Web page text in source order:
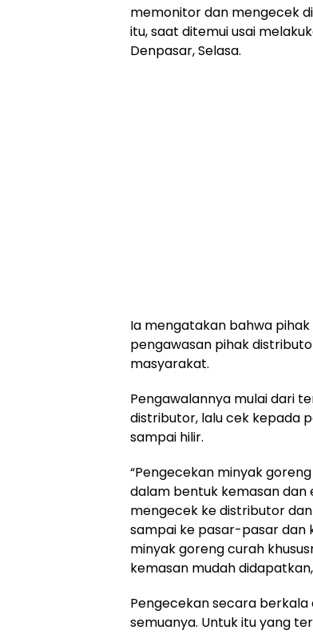
memonitor dan mengecek
itu, saat ditemui usai
Denpasar, Selasa.
Ia mengatakan bahwa
pengawasan pihak
masyarakat.
Pengawalannya mulai dari
distributor, lalu cek kepada
sampai hilir.
“Pengecekan minyak
dalam bentuk kemasan dan
mengecek ke distributor
sampai ke pasar-pasar dan
minyak goreng curah
kemasan mudah
Pengecekan secara
semuanya. Untuk itu yang